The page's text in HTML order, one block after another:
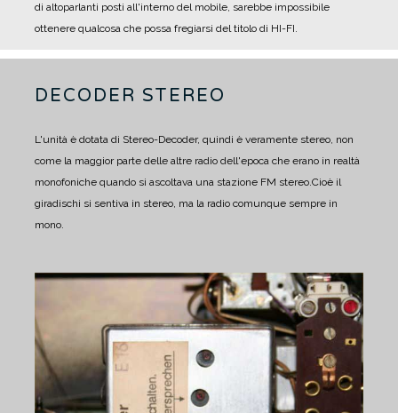
di altoparlanti posti all'interno del mobile, sarebbe impossibile
ottenere qualcosa che possa fregiarsi del titolo di HI-FI.
DECODER STEREO
L'unità è dotata di Stereo-Decoder, quindi è veramente stereo, non
come la maggior parte delle altre radio dell'epoca che erano in realtà
monofoniche quando si ascoltava una stazione FM stereo.Cioè il
giradischi si sentiva in stereo, ma la radio comunque sempre in
mono.